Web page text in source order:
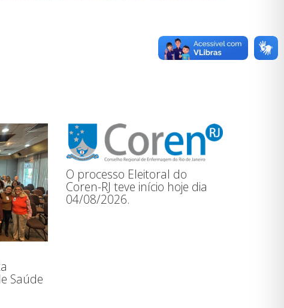
Saúde
O processo Eleitoral do
Coren-RJ teve início hoje dia
04/08/2026.